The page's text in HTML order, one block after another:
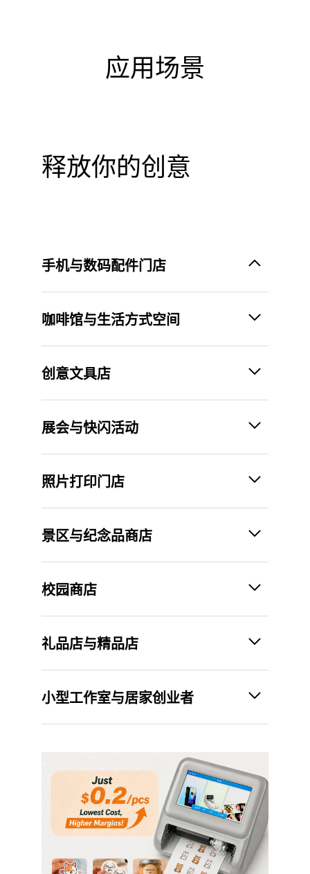
应用场景
释放你的创意
手机与数码配件门店
咖啡馆与生活方式空间
创意文具店
展会与快闪活动
照片打印门店
景区与纪念品商店
校园商店
礼品店与精品店
小型工作室与居家创业者